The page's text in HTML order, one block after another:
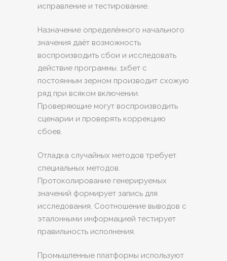
исправление и тестирование.
Назначение определённого начального
значения даёт возможность
воспроизводить сбои и исследовать
действие программы. 1хбет с
постоянным зерном производит схожую
ряд при всяком включении.
Проверяющие могут воспроизводить
сценарии и проверять коррекцию
сбоев.
Отладка случайных методов требует
специальных методов.
Протоколирование генерируемых
значений формирует запись для
исследования. Соотношение выводов с
эталонными информацией тестирует
правильность исполнения.
Промышленные платформы используют